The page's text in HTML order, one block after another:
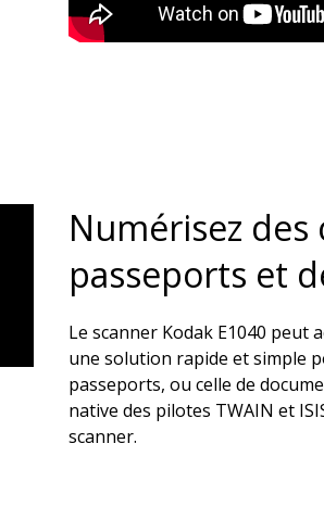
Numérisez
passeports et
Le scanner Kodak E1040 peut
une solution rapide et simple
passeports, ou celle de
native des pilotes TWAIN et
scanner.